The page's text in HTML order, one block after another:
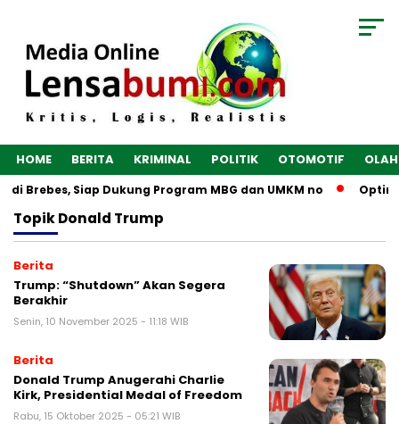
HOME BERITA KRIMINAL POLITIK OTOMOTIF
Brebes, Siap Dukung Program MBG dan UMKM no
TopikDonald Trump
Berita
Trump: “Shutdown” Akan Segera
Berakhir
Senin, 10 November 2025 - 11:18 WIB
Berita
Donald Trump Anugerahi Charlie
Kirk, Presidential Medal of Freedom
Rabu, 15 Oktober 2025 - 05:21 WIB